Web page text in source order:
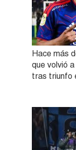
Hace más
que volvió
tras triunfo